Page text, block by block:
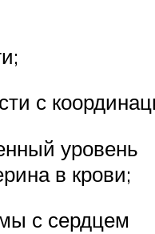
с
уровень
в крови;
с сердцем